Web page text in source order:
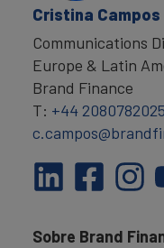
Cristina Campos
Communications
Europe & Latin
Brand Finance
T: +44 2080782025
Sobre Brand